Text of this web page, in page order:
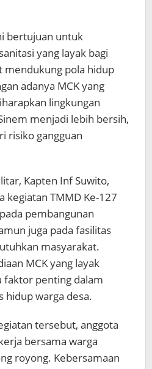
bertujuan untuk
yang layak bagi
mendukung pola hidup
adanya MCK yang
lingkungan
menjadi lebih bersih,
risiko gangguan
Kapten Inf Suwito,
kegiatan TMMD Ke-127
pembangunan
juga pada fasilitas
masyarakat.
MCK yang layak
faktor penting dalam
hidup warga desa.
tersebut, anggota
bersama warga
royong. Kebersamaan